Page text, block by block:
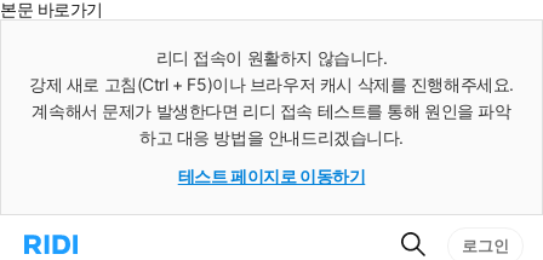
본문 바로가기
리디 접속이 원활하지 않습니다.
강제 새로 고침(Ctrl + F5)이나 브라우저 캐시 삭제를 진행해주세요.
계속해서 문제가 발생한다면 리디 접속 테스트를 통해 원인을 파악
하고 대응 방법을 안내드리겠습니다.
테스트 페이지로 이동하기
리
검
로그인